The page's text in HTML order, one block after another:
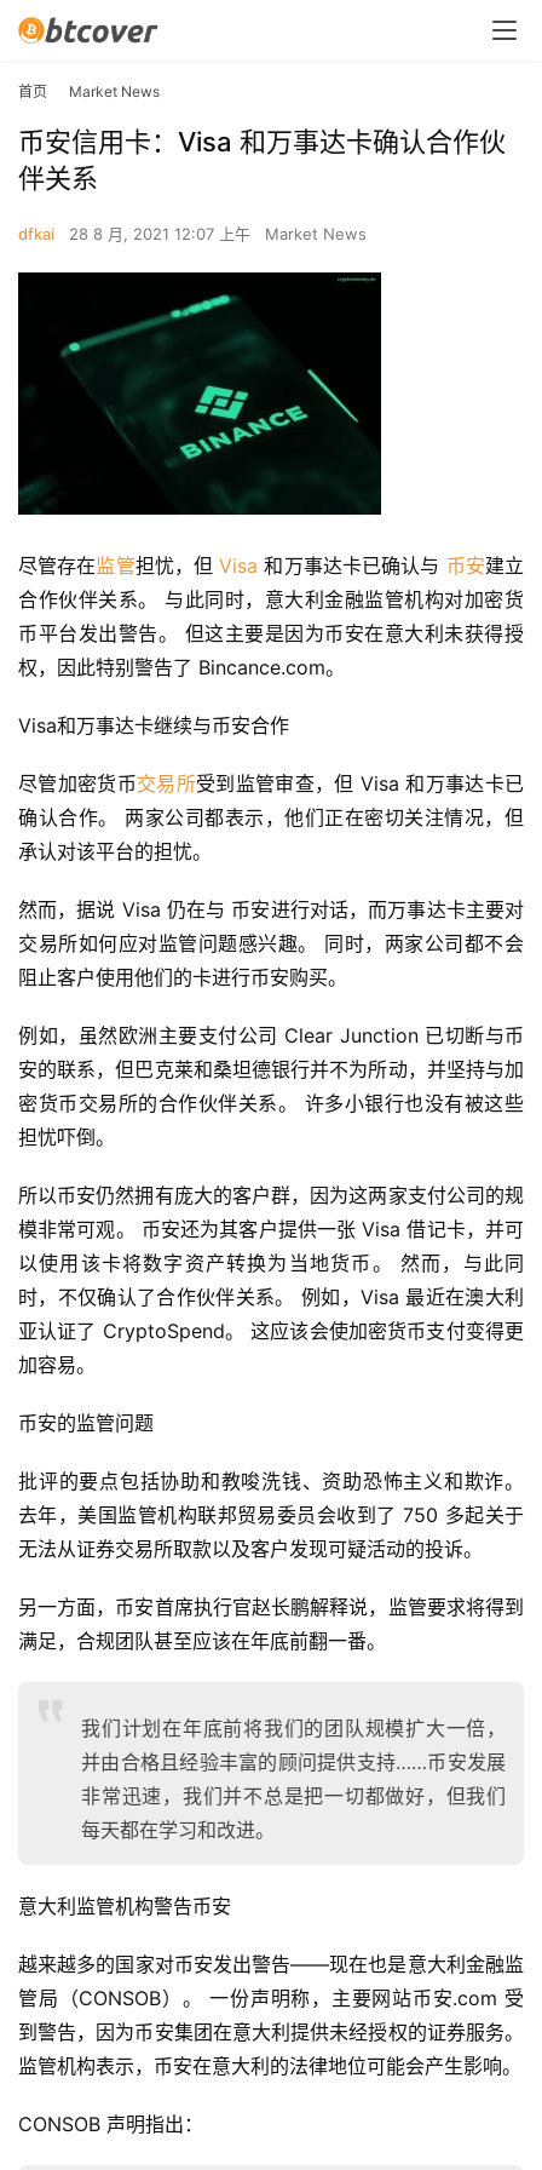
首页 Market News
币安信用卡：Visa 和万事达卡确认合作伙
伴关系
dfkai 28 8 月, 2021 12:07 上午 Market News
尽管存在监管担忧，但 Visa 和万事达卡已确认与 币安建立
合作伙伴关系。 与此同时，意大利金融监管机构对加密货
币平台发出警告。 但这主要是因为币安在意大利未获得授
权，因此特别警告了 Bincance.com。
Visa和万事达卡继续与币安合作
尽管加密货币交易所受到监管审查，但 Visa 和万事达卡已
确认合作。 两家公司都表示，他们正在密切关注情况，但
承认对该平台的担忧。
然而，据说 Visa 仍在与 币安进行对话，而万事达卡主要对
交易所如何应对监管问题感兴趣。 同时，两家公司都不会
阻止客户使用他们的卡进行币安购买。
例如，虽然欧洲主要支付公司 Clear Junction 已切断与币
安的联系，但巴克莱和桑坦德银行并不为所动，并坚持与加
密货币交易所的合作伙伴关系。 许多小银行也没有被这些
担忧吓倒。
所以币安仍然拥有庞大的客户群，因为这两家支付公司的规
模非常可观。 币安还为其客户提供一张 Visa 借记卡，并可
以使用该卡将数字资产转换为当地货币。 然而，与此同
时，不仅确认了合作伙伴关系。 例如，Visa 最近在澳大利
亚认证了 CryptoSpend。 这应该会使加密货币支付变得更
加容易。
币安的监管问题
批评的要点包括协助和教唆洗钱、资助恐怖主义和欺诈。
去年，美国监管机构联邦贸易委员会收到了 750 多起关于
无法从证券交易所取款以及客户发现可疑活动的投诉。
另一方面，币安首席执行官赵长鹏解释说，监管要求将得到
满足，合规团队甚至应该在年底前翻一番。
我们计划在年底前将我们的团队规模扩大一倍，
并由合格且经验丰富的顾问提供支持……币安发展
非常迅速，我们并不总是把一切都做好，但我们
每天都在学习和改进。
意大利监管机构警告币安
越来越多的国家对币安发出警告——现在也是意大利金融监
管局（CONSOB）。 一份声明称，主要网站币安.com 受
到警告，因为币安集团在意大利提供未经授权的证券服务。
监管机构表示，币安在意大利的法律地位可能会产生影响。
CONSOB 声明指出：